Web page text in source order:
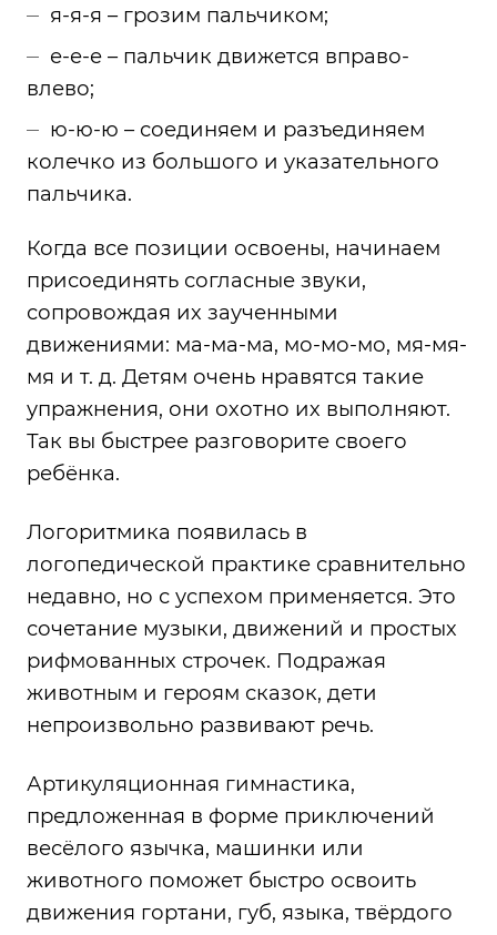
я-я-я – грозим пальчиком;
е-е-е – пальчик движется вправо-
влево;
ю-ю-ю – соединяем и разъединяем
колечко из большого и указательного
пальчика.
Когда все позиции освоены, начинаем
присоединять согласные звуки,
сопровождая их заученными
движениями: ма-ма-ма, мо-мо-мо, мя-мя-
мя и т. д. Детям очень нравятся такие
упражнения, они охотно их выполняют.
Так вы быстрее разговорите своего
ребёнка.
Логоритмика появилась в
логопедической практике сравнительно
недавно, но с успехом применяется. Это
сочетание музыки, движений и простых
рифмованных строчек. Подражая
животным и героям сказок, дети
непроизвольно развивают речь.
Артикуляционная гимнастика,
предложенная в форме приключений
весёлого язычка, машинки или
животного поможет быстро освоить
движения гортани, губ, языка, твёрдого